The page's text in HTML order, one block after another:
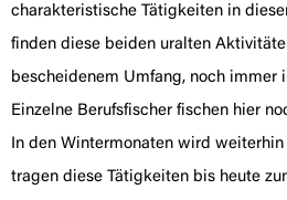
charakteristische Tätigkeiten in
finden diese beiden uralten
bescheidenem Umfang, noch immer
Einzelne Berufsfischer fischen hier
In den Wintermonaten wird
tragen diese Tätigkeiten bis heute